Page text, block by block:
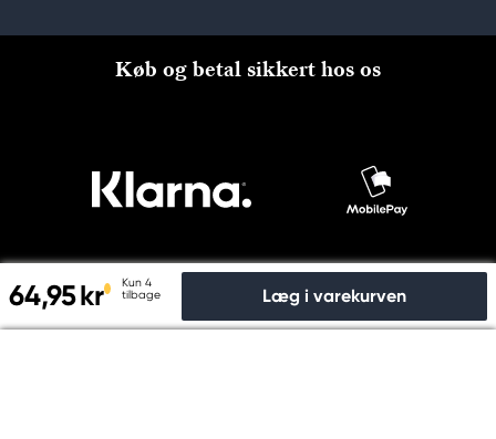
64,95 kr
Kun 4
tilbage
Læg i varekurven
Køb og betal sikkert hos os